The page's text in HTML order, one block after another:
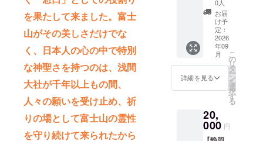
を果たして来ました。富士
山がその美しさだけでな
く、日本人の心の中で特別
な神聖さを持つのは、浅間
大社が千年以上もの間、
人々の願いを受け止め、祈
りの場として富士山の霊性
を守り続けて来られたから
D100✕
H124m
トカー
ドは付
属して
おりま
せん ※
細部デ
場合が
ござい
インし
た トー
トバッ
グと、
今回の
為の描
き下ろ
しイラ
インを
掛け合
わせた
トオリ
ジナル
グッズ
セッ
ト】
【富士
山は登
るもん
だもん
で】ver.
ンハー
トプロ
ジェク
0人
お届
け予
定：
2026
年09
月
詳細を見る
こ
の
リ
タ
ー
ン
を
選
択
す
る
20,
000 円